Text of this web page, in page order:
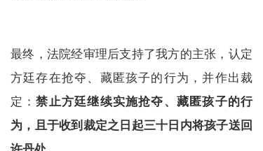
最终，法院经审理后支持了我方的主张，认定
方廷存在抢夺、藏匿孩子的行为，并作出裁
定：禁止方廷继续实施抢夺、藏匿孩子的行
为，且于收到裁定之日起三十日内将孩子送回